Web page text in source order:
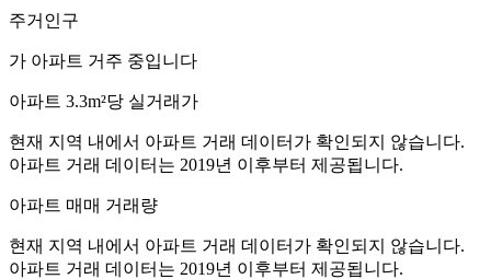
주거인구
가 아파트 거주 중입니다
아파트 3.3m²당 실거래가
현재 지역 내에서 아파트 거래 데이터가 확인되지 않습니다.
아파트 거래 데이터는 2019년 이후부터 제공됩니다.
아파트 매매 거래량
현재 지역 내에서 아파트 거래 데이터가 확인되지 않습니다.
아파트 거래 데이터는 2019년 이후부터 제공됩니다.